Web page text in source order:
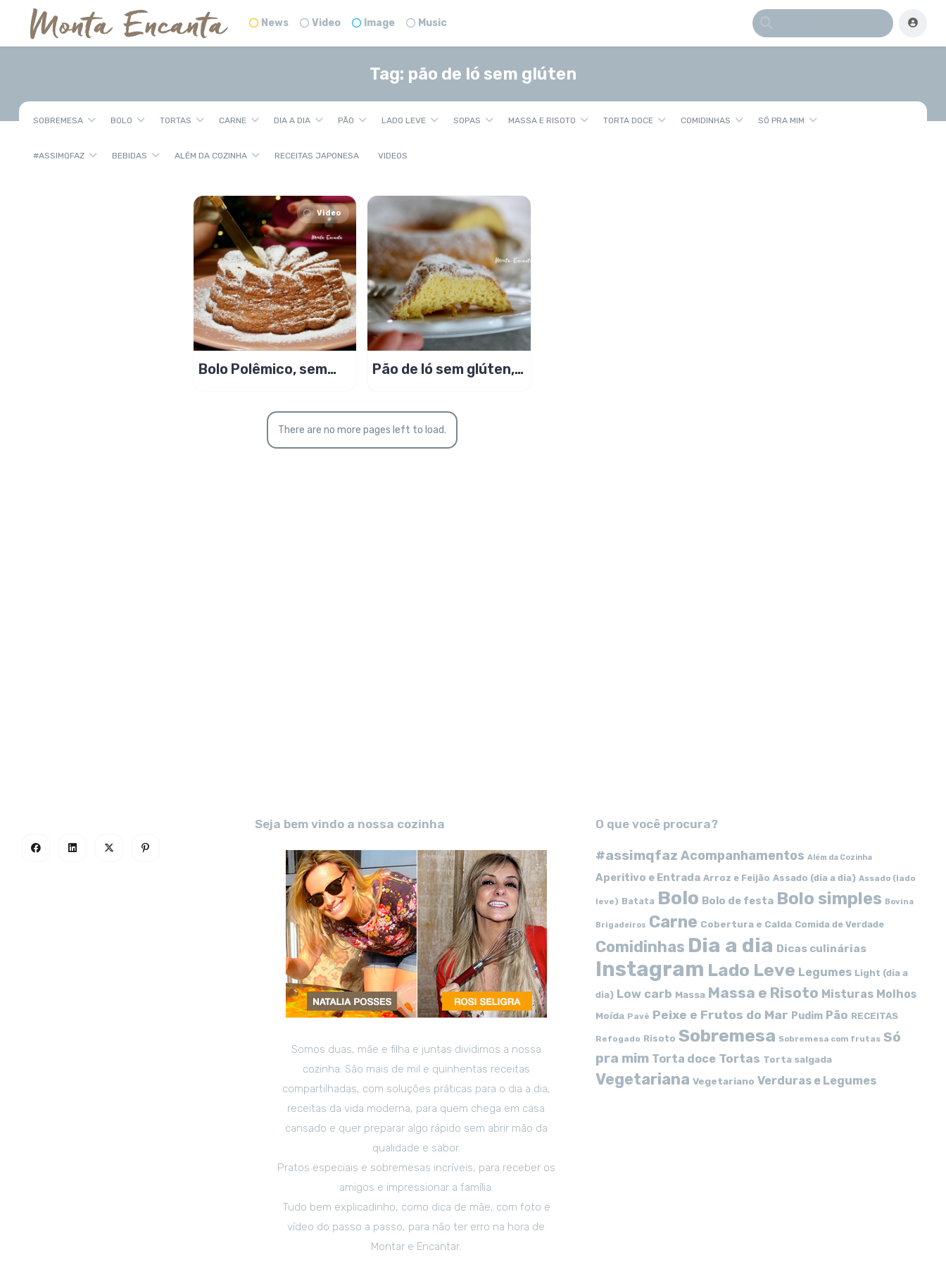
News Video Image Music
Tag: pão de ló sem glúten
SOBREMESA BOLO TORTAS CARNE DIA A DIA PÃO LADO LEVE SOPAS MASSA E RISOTO TORTA DOCE COMIDINHAS SÓ PRA MIM
#ASSIMQFAZ BEBIDAS ALÉM DA COZINHA RECEITAS JAPONESA VIDEOS
Video
Bolo Polêmico, sem
Pão de ló sem glúten,
There are no more pages left to load.
Seja bem vindo a nossa cozinha
Somos duas, mãe e filha e juntas dividimos a nossa
cozinha. São mais de mil e quinhentas receitas
compartilhadas, com soluções práticas para o dia a dia,
receitas da vida moderna, para quem chega em casa
cansado e quer preparar algo rápido sem abrir mão da
qualidade e sabor.
Pratos especiais e sobremesas incríveis, para receber os
amigos e impressionar a família.
Tudo bem explicadinho, como dica de mãe, com foto e
vídeo do passo a passo, para não ter erro na hora de
Montar e Encantar.
O que você procura?
#assimqfaz Acompanhamentos Além da Cozinha
Aperitivo e Entrada Arroz e Feijão Assado (dia a dia) Assado (lado
leve) Batata Bolo Bolo de festa Bolo simples Bovina
Brigadeiros Carne Cobertura e Calda Comida de Verdade
Comidinhas Dia a dia Dicas culinárias
Instagram Lado Leve Legumes Light (dia a
dia) Low carb Massa Massa e Risoto Misturas Molhos
Moída Pavê Peixe e Frutos do Mar Pudim Pão RECEITAS
Refogado Risoto Sobremesa Sobremesa com frutas Só
pra mim Torta doce Tortas Torta salgada
Vegetariana Vegetariano Verduras e Legumes